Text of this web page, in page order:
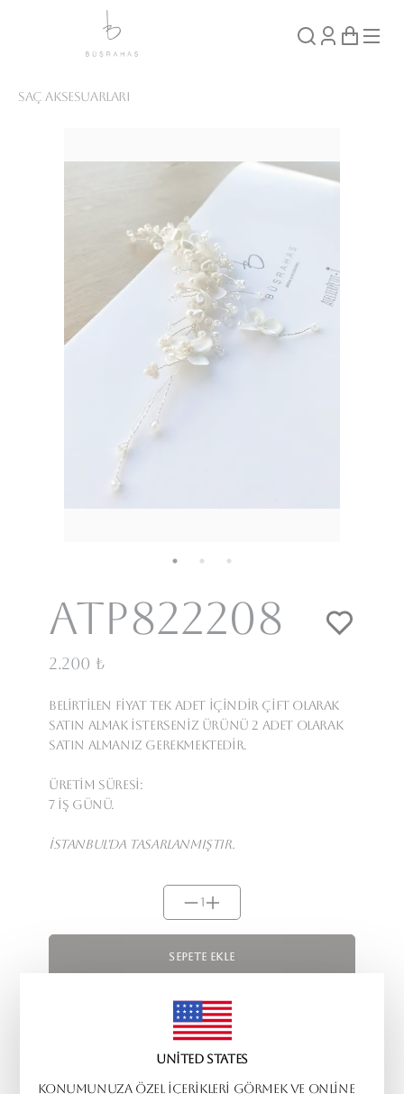
United States
Konumunuza özel içerikleri görmek ve online
Saç Aksesuarları
Atp822208
2.200 ₺
Belirtilen fiyat tek adet içindir çift olarak
satın almak isterseniz ürünü 2 adet olarak
satın almanız gerekmektedir.
Üretim Süresi:
7 iş günü.
İstanbul'da tasarlanmıştır.
1
Sepete Ekle
Sıkça Sorulan
Sorular